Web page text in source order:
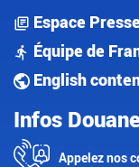
Espace
Équipe de
English
Infos
Appelez nos